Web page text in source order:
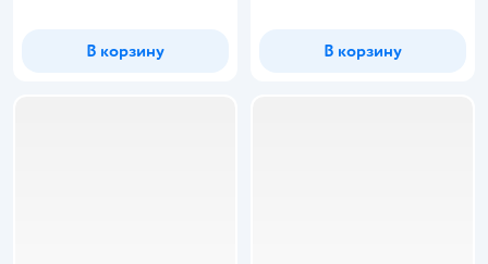
В корзину В корзину